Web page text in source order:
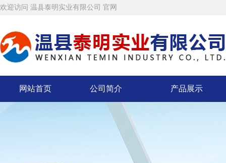
欢迎访问 温县泰明实业有限公司 官网
网站首页 公司简介 产品展示